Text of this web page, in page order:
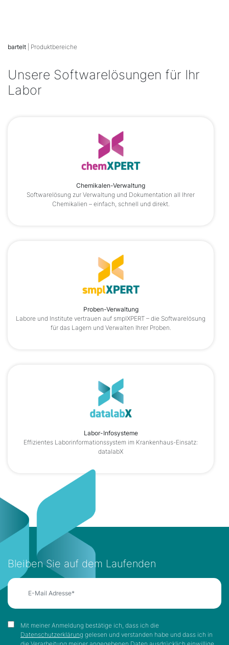
bartelt | Produktbereiche
Unsere Softwarelösungen für Ihr
Labor
Chemikalen-Verwaltung
Softwarelösung zur Verwaltung und Dokumentation all Ihrer
Chemikalien – einfach, schnell und direkt.
Proben-Verwaltung
Labore und Institute vertrauen auf smplXPERT – die Softwarelösung
für das Lagern und Verwalten Ihrer Proben.
Labor-Infosysteme
Effizientes Laborinformationssystem im Krankenhaus-Einsatz:
datalabX
Bleiben Sie auf dem Laufenden
Mit meiner Anmeldung bestätige ich, dass ich die
Datenschutzerklärung gelesen und verstanden habe und dass ich in